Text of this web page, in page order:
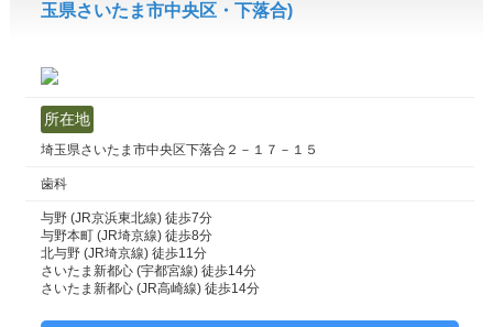
玉県さいたま市中央区・下落合)
所在地
埼玉県さいたま市中央区下落合２－１７－１５
歯科
与野 (JR京浜東北線) 徒歩7分
与野本町 (JR埼京線) 徒歩8分
北与野 (JR埼京線) 徒歩11分
さいたま新都心 (宇都宮線) 徒歩14分
さいたま新都心 (JR高崎線) 徒歩14分